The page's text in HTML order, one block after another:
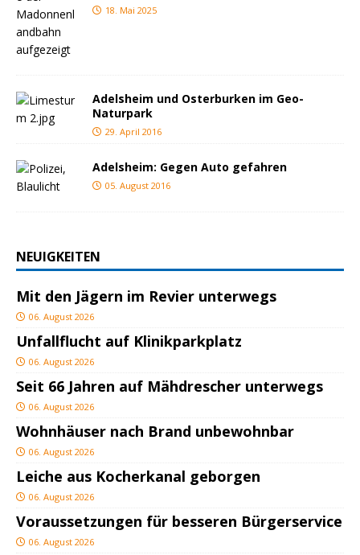
18. Mai 2025
Adelsheim und Osterburken im Geo-
Naturpark
29. April 2016
Adelsheim: Gegen Auto gefahren
05. August 2016
NEUIGKEITEN
Mit den Jägern im Revier unterwegs
06. August 2026
Unfallflucht auf Klinikparkplatz
06. August 2026
Seit 66 Jahren auf Mähdrescher unterwegs
06. August 2026
Wohnhäuser nach Brand unbewohnbar
06. August 2026
Leiche aus Kocherkanal geborgen
06. August 2026
Voraussetzungen für besseren Bürgerservice
06. August 2026